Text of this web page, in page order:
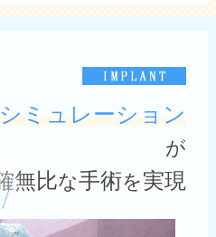
ミュレーション
が
無比な手術を実現